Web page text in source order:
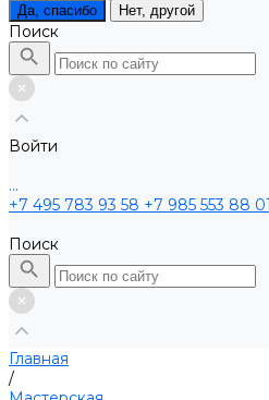
Да, спасибо Нет, другой
Поиск
Войти
...
+7 495 783 93 58 +7 985 553 88 01
Поиск
Главная
/